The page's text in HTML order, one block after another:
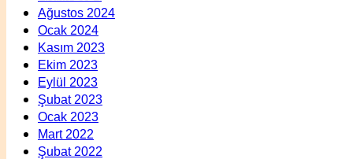
Ağustos 2024
Ocak 2024
Kasım 2023
Ekim 2023
Eylül 2023
Şubat 2023
Ocak 2023
Mart 2022
Şubat 2022